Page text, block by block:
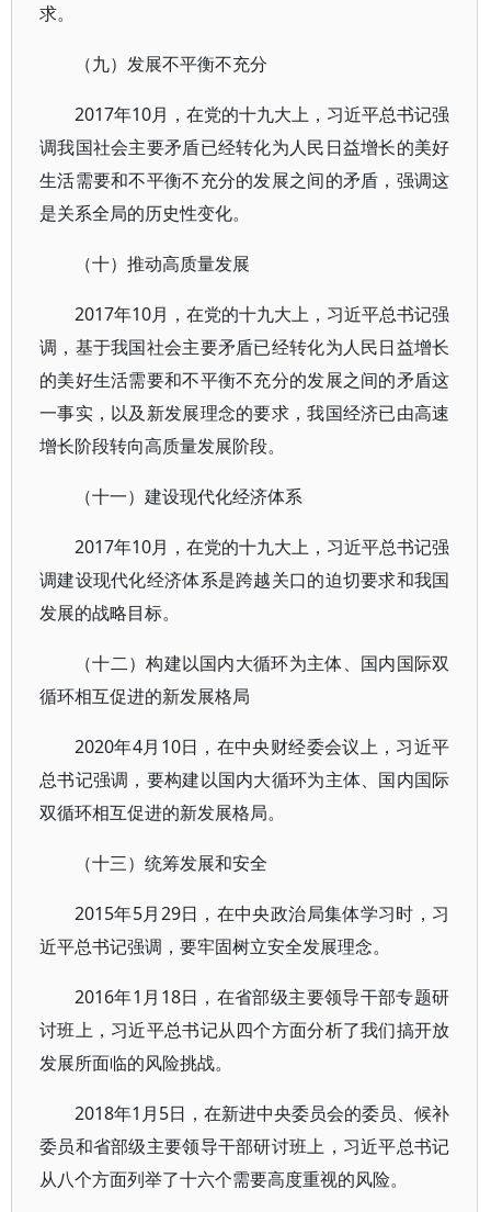
求。
（九）发展不平衡不充分
2017年10月，在党的十九大上，习近平总书记强
调我国社会主要矛盾已经转化为人民日益增长的美好
生活需要和不平衡不充分的发展之间的矛盾，强调这
是关系全局的历史性变化。
（十）推动高质量发展
2017年10月，在党的十九大上，习近平总书记强
调，基于我国社会主要矛盾已经转化为人民日益增长
的美好生活需要和不平衡不充分的发展之间的矛盾这
一事实，以及新发展理念的要求，我国经济已由高速
增长阶段转向高质量发展阶段。
（十一）建设现代化经济体系
2017年10月，在党的十九大上，习近平总书记强
调建设现代化经济体系是跨越关口的迫切要求和我国
发展的战略目标。
（十二）构建以国内大循环为主体、国内国际双
循环相互促进的新发展格局
2020年4月10日，在中央财经委会议上，习近平
总书记强调，要构建以国内大循环为主体、国内国际
双循环相互促进的新发展格局。
（十三）统筹发展和安全
2015年5月29日，在中央政治局集体学习时，习
近平总书记强调，要牢固树立安全发展理念。
2016年1月18日，在省部级主要领导干部专题研
讨班上，习近平总书记从四个方面分析了我们搞开放
发展所面临的风险挑战。
2018年1月5日，在新进中央委员会的委员、候补
委员和省部级主要领导干部研讨班上，习近平总书记
从八个方面列举了十六个需要高度重视的风险。